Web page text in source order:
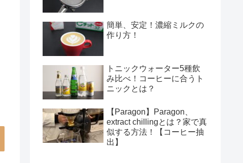
簡単、安定！濃縮ミルクの
作り方！
トニックウォーター5種飲
み比べ！コーヒーに合うト
ニックとは？
【Paragon】Paragon、
extract chillingとは？家で真
似する方法！【コーヒー抽
出】